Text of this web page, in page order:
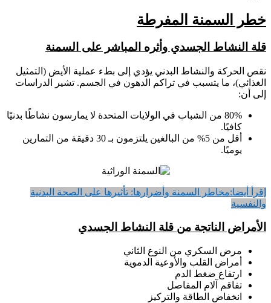
خطر السمنة المفرطة
قلة النشاط الجسدي وأثره المباشر على السمنة
نقص الحركة والنشاط البدني يؤدي إلى بطء عملية الأيض (التمثيل
الغذائي)، ما يتسبب في تراكم الدهون في الجسم. تشير الدراسات
إلى أن:
80% من الشباب في الولايات المتحدة لا يمارسون نشاطًا بدنيًا
كافيًا.
أقل من 5% من البالغين يلتزمون بـ 30 دقيقة من التمارين
يوميًا.
إقرأ أيضا:مخاطر السمنة وأضرارها: تأثيرها على الصحة البدنية
والنفسية
الأمراض الناتجة من قلة النشاط الجسدي
مرض السكري من النوع الثاني
أمراض القلب والأوعية الدموية
ارتفاع ضغط الدم
تفاقم آلام المفاصل
انخفاض الطاقة والتركيز